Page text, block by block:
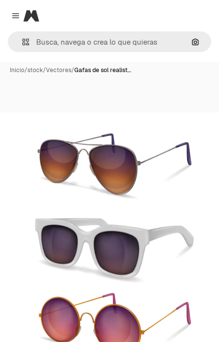
Close menu
Magnific
Inicio/stock/Vectores/Gafas de sol realist…